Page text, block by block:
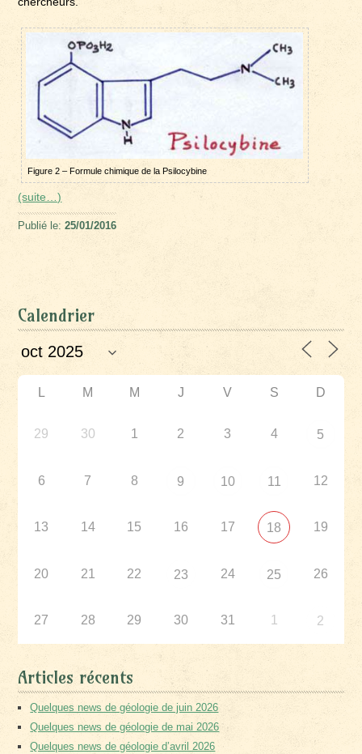
Figure 2 – Formule chimique de la Psilocybine
(suite…)
Publié le:25/01/2016
Calendrier
L M M J V S D
29 30 1 2 3 4 5
6 7 8 9 10 11 12
13 14 15 16 17 18 19
20 21 22 23 24 25 26
27 28 29 30 31 1 2
Articles récents
Quelques news de géologie de juin 2026
Quelques news de géologie de mai 2026
Quelques news de géologie d’avril 2026